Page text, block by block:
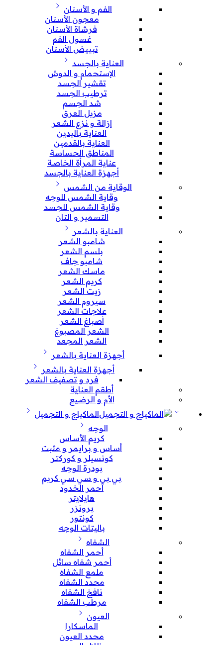
الفم و الأسنان
معجون الأسنان
فرشاة الأسنان
غسول الفم
تبييض الأسنان
العناية بالجسد
الإستحمام و الدوش
تقشير الجسد
ترطيب الجسد
شد الجسم
مزيل العرق
إزالة و نزع الشعر
العناية باليدين
العناية بالقدمين
المناطق الحساسة
عناية المرأة الخاصة
أجهزة العناية بالجسد
الوقاية من الشمس
وقاية الشمس للوجه
وقاية الشمس للجسد
التسمير و التان
العناية بالشعر
شامبو الشعر
بلسم الشعر
شامبو جاف
ماسك الشعر
كريم الشعر
زيت الشعر
سيروم الشعر
علاجات الشعر
أصباغ الشعر
الشعر المصبوغ
الشعر المجعد
أجهزة العناية بالشعر
أجهزة العناية بالشعر
فرد و تصفيف الشعر
أطقم العناية
الأم و الرضيع
الماكياج و التجميل
الوجه
كريم الأساس
أساس و برايمر و مثبت
كونسيلر و كوركتر
بودرة الوجه
بي بي و سي سي كريم
أحمر الخدود
هايلايتر
برونزر
كونتور
باليتات الوجه
الشفاه
أحمر الشفاه
أحمر شفاه سائل
ملمع الشفاه
محدد الشفاه
نافخ الشفاه
مرطب الشفاه
العيون
الماسكارا
محدد العيون